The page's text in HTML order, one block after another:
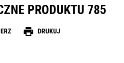
się bardziej komfortową
zmiany biegów, co jest
PRODUKTU 785
print DRUKUJ